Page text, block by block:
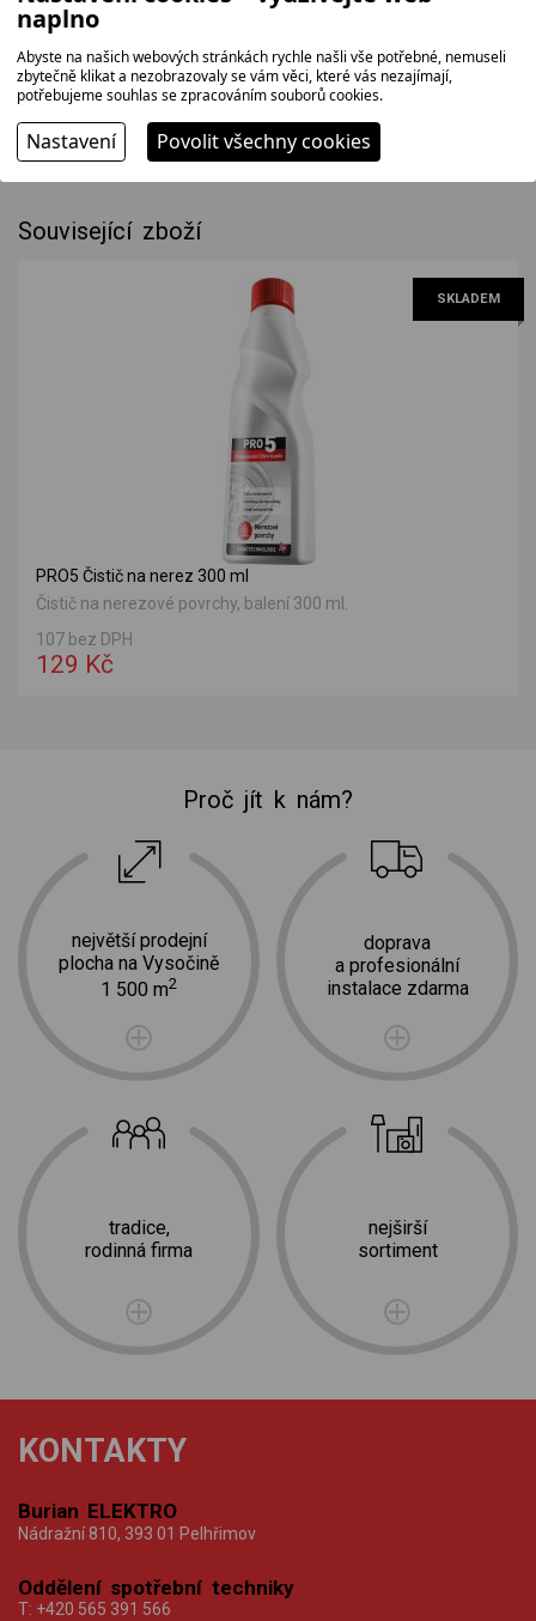
Hmotnost: 2.9 kg
Rozměry balení:
Šířka: 36 cm
Hloubka: 37 cm
Hmotnost: 3.5 kg
Související zboží
SKLADEM
PRO5 Čistič na nerez 300 ml
Čistič na nerezové povrchy, balení 300 ml.
107 bez DPH
129 Kč
Proč jít k nám?
největší prodejní
plocha na Vysočině
1 500 m2
tradice,
rodinná firma
doprava
a profesionální
instalace zdarma
nejširší
sortiment
KONTAKTY
Burian ELEKTRO
Nádražní 810, 393 01 Pelhřimov
Oddělení spotřební techniky
T: +420 565 391 566
naplno
Abyste na našich webových stránkách rychle našli vše potřebné, nemuseli
zbytečně klikat a nezobrazovaly se vám věci, které vás nezajímají,
potřebujeme souhlas se zpracováním souborů cookies.
Nastavení Povolit všechny cookies